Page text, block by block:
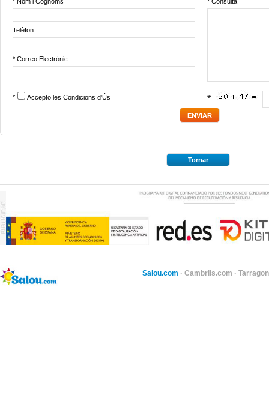
Telèfon
* Correo Electrònic
* Accepto les Condicions d'Ús *
Tornar
Salou.com · Cambrils.com ·